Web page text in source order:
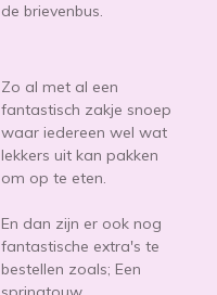
de brievenbus.
Zo al met al een
fantastisch zakje snoep
waar iedereen wel wat
lekkers uit kan pakken
om op te eten.
En dan zijn er ook nog
fantastische extra's te
bestellen zoals; Een